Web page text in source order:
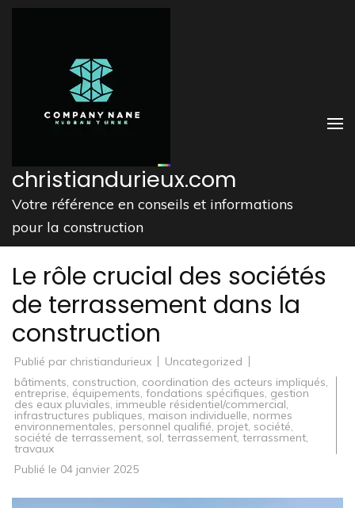
Aller
christiandurieux.com
Votre référence en conseils et informations
pour la construction
Le rôle crucial des sociétés
de terrassement dans la
construction
Publié par christiandurieux
Uncategorized
bâtiments, construction, coordination des acteurs impliqués,
entreprise, équipements, fondations spécifiques, gestion
des eaux pluviales, immeuble résidentiel/commercial,
infrastructures publiques, maison individuelle, normes
environnementales, personnel qualifié, projet, société,
société de terrassement, sol, terrassement, terrassment,
travaux
Publié le 04 janvier 2025